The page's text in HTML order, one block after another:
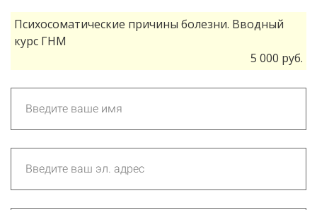
Ссылка на это место страницы:#form
Психосоматические причины болезни. Вводный
курс ГНМ
5 000 руб.